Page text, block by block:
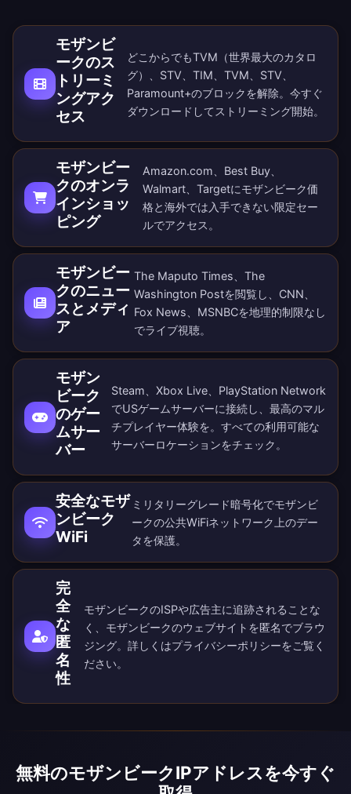
モザンビ
ークのス
トリーミ
ングアク
セス
どこからでもTVM（世界最大のカタロ
グ）、STV、TIM、TVM、STV、
Paramount+のブロックを解除。今すぐ
ダウンロード してストリーミング開始。
モザンビー
クのオンラ
インショッ
ピング
Amazon.com、Best Buy、
Walmart、Targetにモザンビーク価
格と海外では入手できない限定セー
ルでアクセス。
モザンビー
クのニュー
スとメディ
ア
The Maputo Times、The
Washington Postを閲覧し、CNN、
Fox News、MSNBCを地理的制限なし
でライブ視聴。
モザン
ビーク
のゲー
ムサー
バー
Steam、Xbox Live、PlayStation Network
でUSゲームサーバーに接続し、最高のマル
チプレイヤー体験を。すべての利用可能な
サーバーロケーションをチェック。
安全なモザ
ンビーク
WiFi
ミリタリーグレード暗号化でモザンビ
ークの公共WiFiネットワーク上のデー
タを保護。
完
全
な
匿
名
性
モザンビークのISPや広告主に追跡されることな
く、モザンビークのウェブサイトを匿名でブラウ
ジング。詳しくはプライバシーポリシーをご覧く
ださい。
無料のモザンビークIPアドレスを今すぐ